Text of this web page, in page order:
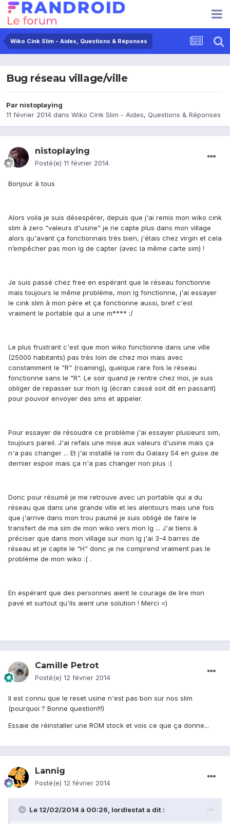
Wiko Cink Slim - Aides, Questions & Réponses
Bug réseau village/ville
Par nistoplaying
11 février 2014 dans Wiko Cink Slim - Aides, Questions & Réponses
nistoplaying
Posté(e) 11 février 2014
Bonjour à tous
Alors voila je suis désespérer, depuis que j'ai remis mon wiko cink
slim à zero "valeurs d'usine" je ne capte plus dans mon village
alors qu'avant ça fonctionnais très bien, j'étais chez virgin et cela
n’empêcher pas mon lg de capter (avec la même carte sim) !
Je suis passé chez free en espérant que le réseau fonctionne
mais toujours le même problème, mon lg fonctionne, j'ai essayer
le cink slim à mon père et ça fonctionne aussi, bref c'est
vraiment le portable qui a une m**** :/
Le plus frustrant c'est que mon wiko fonctionne dans une ville
(25000 habitants) pas très loin de chez moi mais avec
constamment le "R" (roaming), quelque rare fois le réseau
fonctionne sans le "R". Le soir quand je rentre chez moi, je suis
obliger de repasser sur mon lg (écran cassé soit dit en passant)
pour pouvoir envoyer des sms et appeler.
Pour essayer de résoudre ce problème j'ai essayer plusieurs sim,
toujours pareil. J'ai refais une mise aux valeurs d'usine mais ça
n'a pas changer ... Et j'ai installé la rom du Galaxy S4 en guise de
dernier espoir mais ça n'a pas changer non plus :(
Donc pour résumé je me retrouve avec un portable qui a du
réseau que dans une grande ville et les alentours mais une fois
que j'arrive dans mon trou paumé je suis obligé de faire le
transfert de ma sim de mon wiko vers mon lg ... J'ai tiens à
préciser que dans mon village sur mon lg j'ai 3-4 barres de
réseau et je capte le "H" donc je ne comprend vraiment pas le
problème de mon wiko :( .
En espérant que des personnes aient le courage de lire mon
pavé et surtout qu'ils aient une solution ! Merci =)
Camille Petrot
Posté(e) 12 février 2014
Il est connu que le reset usine n'est pas bon sur nos slim
(pourquoi ? Bonne question!!!)
Essaie de réinstaller une ROM stock et vois ce que ça donne...
Lannig
Posté(e) 12 février 2014
Le 12/02/2014 à 00:26, lordlestat a dit :